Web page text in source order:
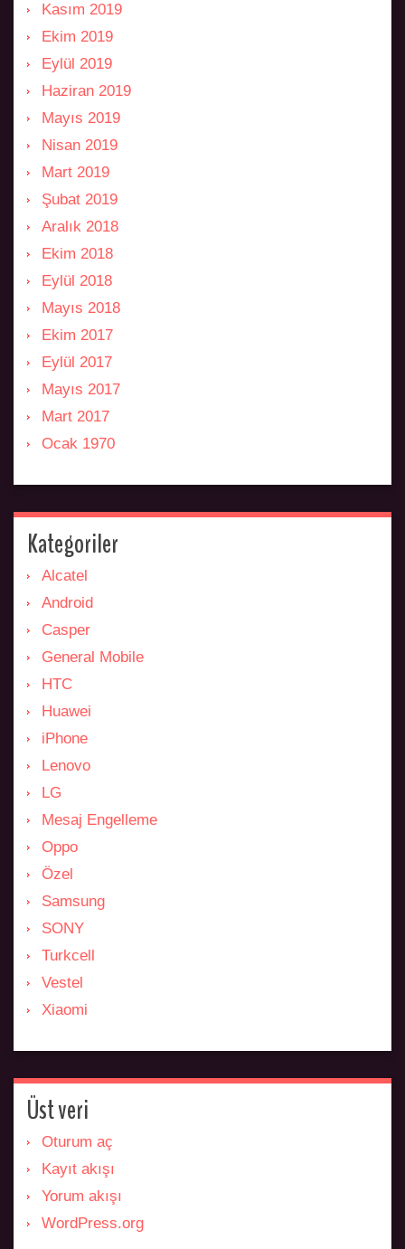
Kasım 2019
Ekim 2019
Eylül 2019
Haziran 2019
Mayıs 2019
Nisan 2019
Mart 2019
Şubat 2019
Aralık 2018
Ekim 2018
Eylül 2018
Mayıs 2018
Ekim 2017
Eylül 2017
Mayıs 2017
Mart 2017
Ocak 1970
Kategoriler
Alcatel
Android
Casper
General Mobile
HTC
Huawei
iPhone
Lenovo
LG
Mesaj Engelleme
Oppo
Özel
Samsung
SONY
Turkcell
Vestel
Xiaomi
Üst veri
Oturum aç
Kayıt akışı
Yorum akışı
WordPress.org